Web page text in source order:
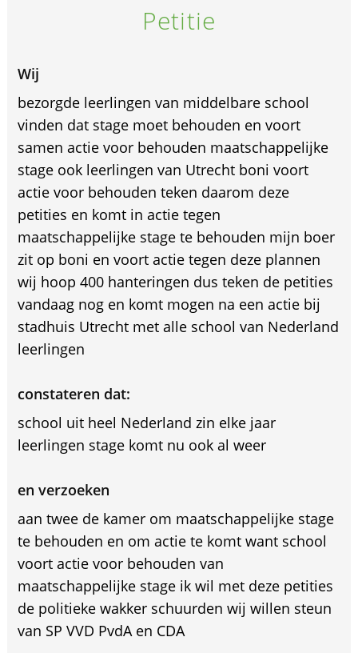
Petitie
Wij
bezorgde leerlingen van middelbare school
vinden dat stage moet behouden en voort
samen actie voor behouden maatschappelijke
stage ook leerlingen van Utrecht boni voort
actie voor behouden teken daarom deze
petities en komt in actie tegen
maatschappelijke stage te behouden mijn boer
zit op boni en voort actie tegen deze plannen
wij hoop 400 hanteringen dus teken de petities
vandaag nog en komt mogen na een actie bij
stadhuis Utrecht met alle school van Nederland
leerlingen
constateren dat:
school uit heel Nederland zin elke jaar
leerlingen stage komt nu ook al weer
en verzoeken
aan twee de kamer om maatschappelijke stage
te behouden en om actie te komt want school
voort actie voor behouden van
maatschappelijke stage ik wil met deze petities
de politieke wakker schuurden wij willen steun
van SP VVD PvdA en CDA